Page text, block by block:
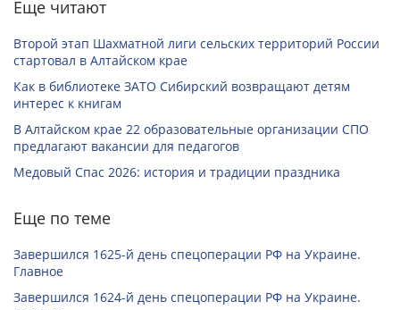
Еще читают
Второй этап Шахматной лиги сельских территорий России
стартовал в Алтайском крае
Как в библиотеке ЗАТО Сибирский возвращают детям
интерес к книгам
В Алтайском крае 22 образовательные организации СПО
предлагают вакансии для педагогов
Медовый Спас 2026: история и традиции праздника
Еще по теме
Завершился 1625-й день спецоперации РФ на Украине.
Главное
Завершился 1624-й день спецоперации РФ на Украине.